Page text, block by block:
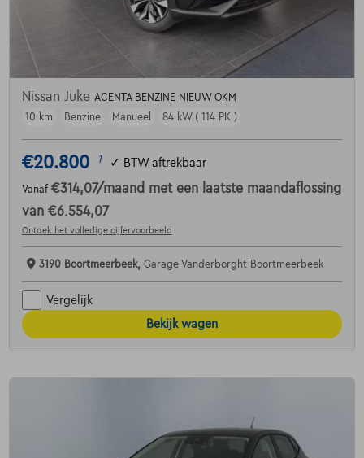
Nissan Juke ACENTA BENZINE NIEUW OKM
10 km
Benzine Manueel 84 kW ( 114 PK )
€20.800 1 ✓ BTW aftrekbaar
Vanaf €314,07/maand met een laatste maandaflossing
van €6.554,07
Ontdek het volledige cijfervoorbeeld
3190 Boortmeerbeek, Garage Vanderborght Boortmeerbeek
Vergelijk
Bekijk wagen